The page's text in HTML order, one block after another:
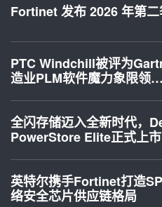
Fortinet 发布 2026 年第
PTC Windchill被评为
造业PLM软件魔力象限领…
全闪存储迈入全新时代，
PowerStore Elite正式上市
英特尔携手Fortinet打造
络安全芯片供应链格局